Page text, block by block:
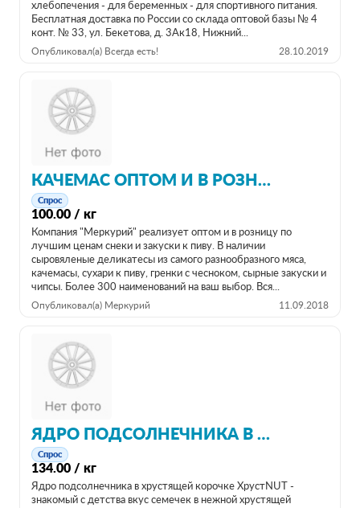
хлебопечения - для беременных - для спортивного питания.
Бесплатная доставка по России со склада оптовой базы № 4
конт. № 33, ул. Бекетова, д. 3Ак18, Нижний...
Опубликовал(а) Всегда есть! 28.10.2019
КАЧЕМАС ОПТОМ И В РОЗНИЦУ ОТ ПРОИЗВОДИТЕЛЯ
Спрос
100.00 / кг
Компания "Меркурий" реализует оптом и в розницу по
лучшим ценам снеки и закуски к пиву. В наличии
сыровяленые деликатесы из самого разнообразного мяса,
качемасы, сухари к пиву, гренки с чесноком, сырные закуски и
чипсы. Более 300 наименований на ваш выбор. Вся...
Опубликовал(а) Меркурий 11.09.2018
ЯДРО ПОДСОЛНЕЧНИКА В ХРУСТЯЩЕЙ КОРОЧКЕ СО ВКУСАМИ
Спрос
134.00 / кг
Ядро подсолнечника в хрустящей корочке ХрустNUT -
знакомый с детства вкус семечек в нежной хрустящей